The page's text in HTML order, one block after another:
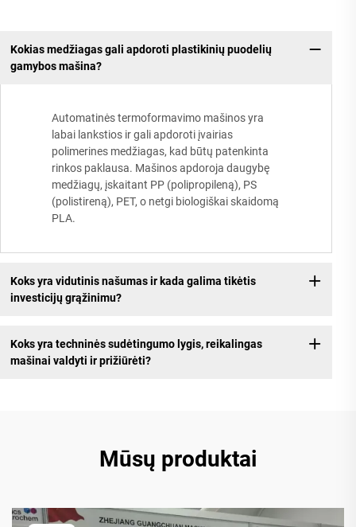
Kokias medžiagas gali apdoroti plastikinių puodelių
gamybos mašina?
Automatinės termoformavimo mašinos yra
labai lankstios ir gali apdoroti įvairias
polimerines medžiagas, kad būtų patenkinta
rinkos paklausa. Mašinos apdoroja daugybę
medžiagų, įskaitant PP (polipropileną), PS
(polistireną), PET, o netgi biologiškai skaidomą
PLA.
Koks yra vidutinis našumas ir kada galima tikėtis
investicijų grąžinimu?
Koks yra techninės sudėtingumo lygis, reikalingas
mašinai valdyti ir prižiūrėti?
Mūsų produktai